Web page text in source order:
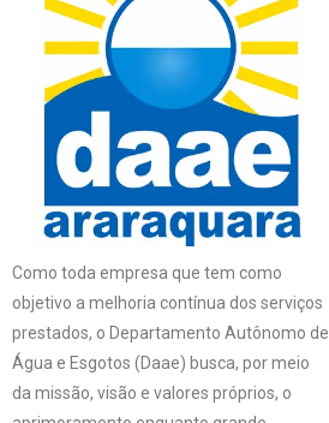
Como toda empresa que tem como
objetivo a melhoria contínua dos serviços
prestados, o Departamento Autônomo de
Água e Esgotos (Daae) busca, por meio
da missão, visão e valores próprios, o